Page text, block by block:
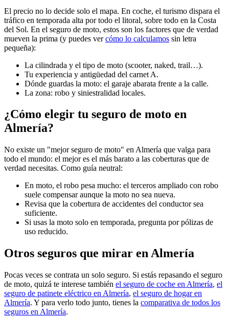
El precio no lo decide solo el mapa. En coche, el turismo dispara el
tráfico en temporada alta por todo el litoral, sobre todo en la Costa
del Sol. En el seguro de moto, estos son los factores que de verdad
mueven la prima (y puedes vercómo lo calculamos sin letra
pequeña):
La cilindrada y el tipo de moto (scooter, naked, trail…).
Tu experiencia y antigüedad del carnet A.
Dónde guardas la moto: el garaje abarata frente a la calle.
La zona: robo y siniestralidad locales.
¿Cómo elegir tu seguro de moto en
Almería?
No existe un "mejor seguro de moto" en Almería que valga para
todo el mundo: el mejor es el más barato a las coberturas que de
verdad necesitas. Como guía neutral:
En moto, el robo pesa mucho: el terceros ampliado con robo
suele compensar aunque la moto no sea nueva.
Revisa que la cobertura de accidentes del conductor sea
suficiente.
Si usas la moto solo en temporada, pregunta por pólizas de
uso reducido.
Otros seguros que mirar en Almería
Pocas veces se contrata un solo seguro. Si estás repasando el seguro
de moto, quizá te interese también el seguro de coche en Almería, el
seguro de patinete eléctrico en Almería, el seguro de hogar en
Almería. Y para verlo todo junto, tienes la comparativa de todos los
seguros en Almería.